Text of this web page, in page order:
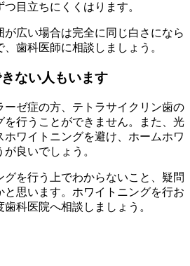
目立ちにくくはります。
広い場合は完全に同じ白さになら
歯科医師に相談しましょう。
ない人もいます
ーゼ症の方、テトラサイクリン歯の
を行うことができません。また、光
ワイトニングを避け、ホームホワ
良いでしょう。
グを行う上でわからないこと、疑問
と思います。ホワイトニングを行お
科医院へ相談しましょう。